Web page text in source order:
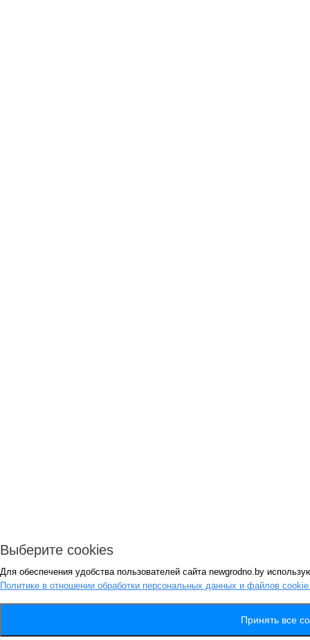
Выберите cookies
Для обеспечения удобства пользователей сайта newgrodno.by
Политике в отношении обработки персональных данных и файлов
Принять все